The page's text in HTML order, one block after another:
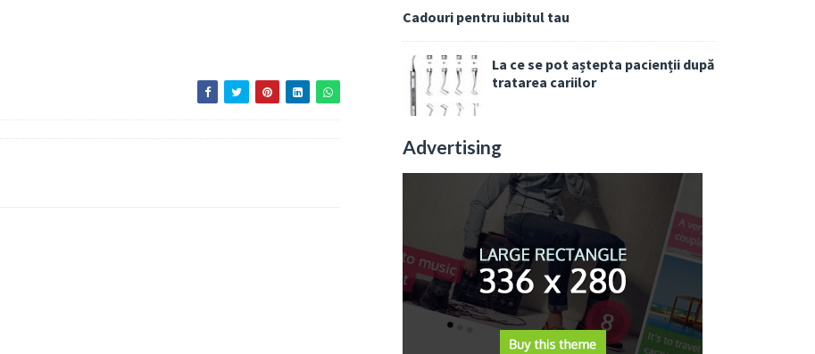
Cadouri pentru iubitul tau
La ce se pot aștepta pacienții după
tratarea cariilor
Advertising